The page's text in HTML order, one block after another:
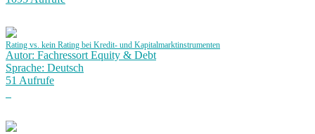
Rating vs. kein Rating bei Kredit- und Kapitalmarktinstrumenten
Autor: Fachressort Equity & Debt
Sprache: Deutsch
51 Aufrufe